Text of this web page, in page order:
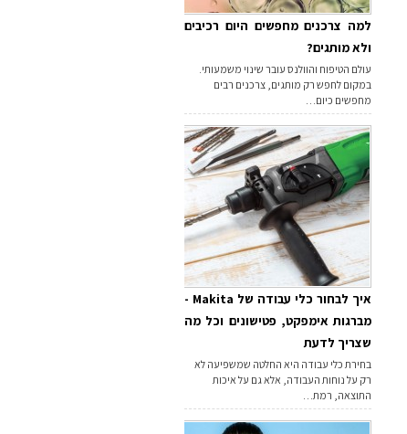
למה צרכנים מחפשים היום רכיבים
ולא מותגים?
עולם הטיפוח והוולנס עובר שינוי משמעותי.
במקום לחפש רק מותגים, צרכנים רבים
מחפשים כיום…
איך לבחור כלי עבודה של Makita -
מברגות אימפקט, פטישונים וכל מה
שצריך לדעת
בחירת כלי עבודה היא החלטה שמשפיעה לא
רק על נוחות העבודה, אלא גם על איכות
התוצאה, רמת…